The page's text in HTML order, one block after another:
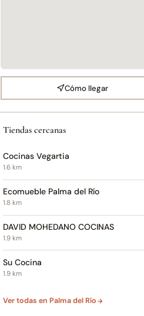
Cómo llegar
Tiendas cercanas
Cocinas Vegartia
1.6 km
Ecomueble Palma del Río
1.8 km
DAVID MOHEDANO COCINAS
1.9 km
Su Cocina
1.9 km
Ver todas en Palma del Río